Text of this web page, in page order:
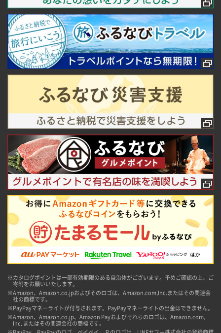
※カタログポイントは一部有効期限のある自治体がございます。予めご確認の上、ご
寄附をお願いいたします。
※Amazon、Amazon.co.jpおよびそのロゴは、Amazon.com,Inc.またはその関連会
社の商標です。
※PayPayマネーライトが付与されます。PayPayマネーライトの出金はできません。
※Amazon、Amazon.co.jp、Amazon Payおよびそれらのロゴは、Amazon.com,
Inc. またはその関連会社の商標です。